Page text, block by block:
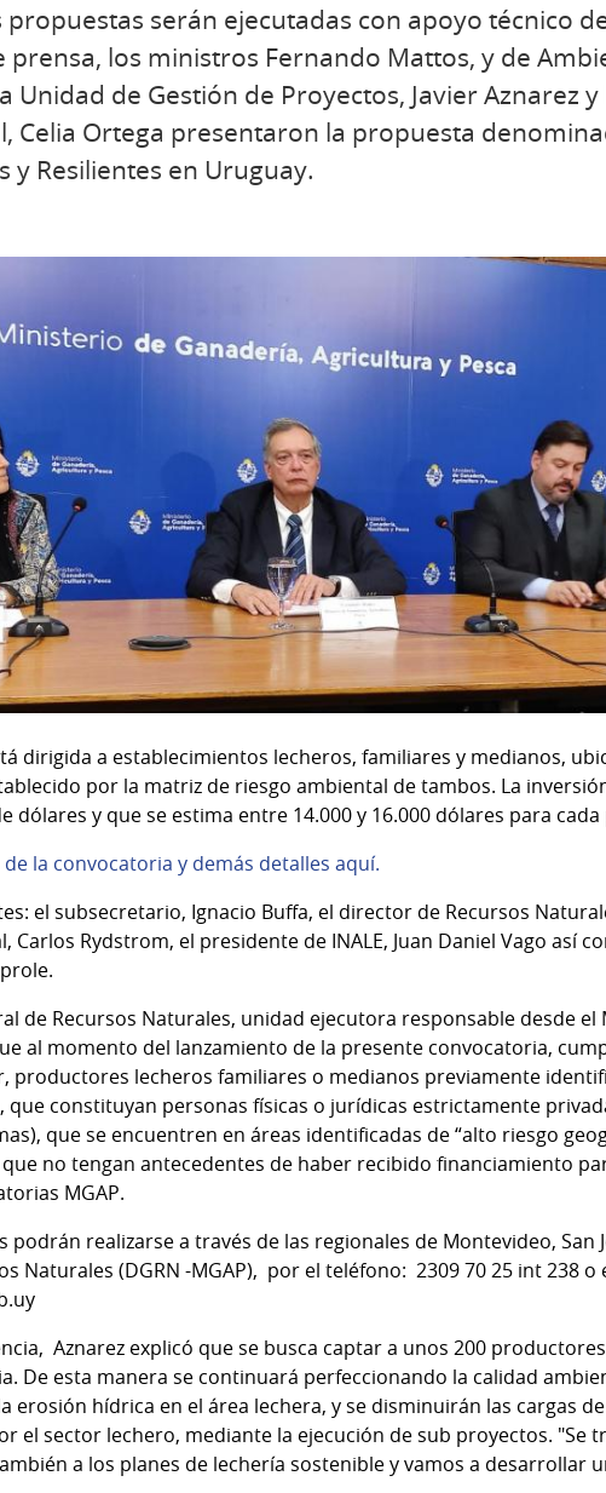
serán ejecutadas con apoyo técnico
prensa, los ministros Fernando Mattos, y de
Unidad de Gestión de Proyectos, Javier Aznarez
Celia Ortega presentaron la propuesta
y Resilientes en Uruguay.
dirigida a establecimientos lecheros, familiares y medianos,
por la matriz de riesgo ambiental de tambos. La
dólares y que se estima entre 14.000 y 16.000 dólares para
de la convocatoria y demás detalles aquí.
el subsecretario, Ignacio Buffa, el director de Recursos
Carlos Rydstrom, el presidente de INALE, Juan Daniel Vago así
de Recursos Naturales, unidad ejecutora responsable desde
al momento del lanzamiento de la presente convocatoria,
productores lecheros familiares o medianos previamente
que constituyan personas físicas o jurídicas estrictamente
que se encuentren en áreas identificadas de “alto riesgo
no tengan antecedentes de haber recibido financiamiento
MGAP.
podrán realizarse a través de las regionales de Montevideo, San
Naturales (DGRN -MGAP), por el teléfono: 2309 70 25 int 238 o
Aznarez explicó que se busca captar a unos 200
De esta manera se continuará perfeccionando la calidad
erosión hídrica en el área lechera, y se disminuirán las cargas
el sector lechero, mediante la ejecución de sub proyectos. "Se
a los planes de lechería sostenible y vamos a desarrollar